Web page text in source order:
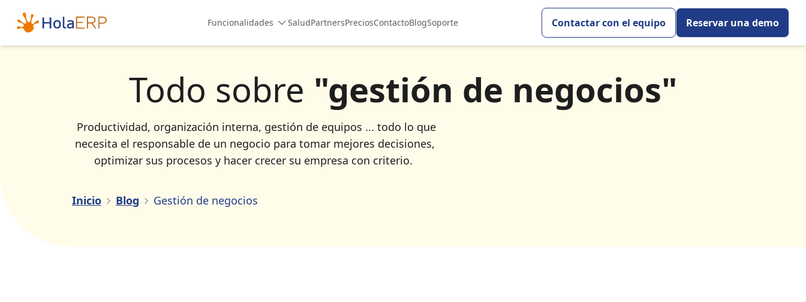
Funcionalidades SaludPartnersPreciosContactoBlogSoporte Contactar con el equipo Reservar una demo
Todo sobre "gestión de negocios"
Productividad, organización interna, gestión de equipos ... todo lo que
necesita el responsable de un negocio para tomar mejores decisiones,
optimizar sus procesos y hacer crecer su empresa con criterio.
Inicio Blog Gestión de negocios